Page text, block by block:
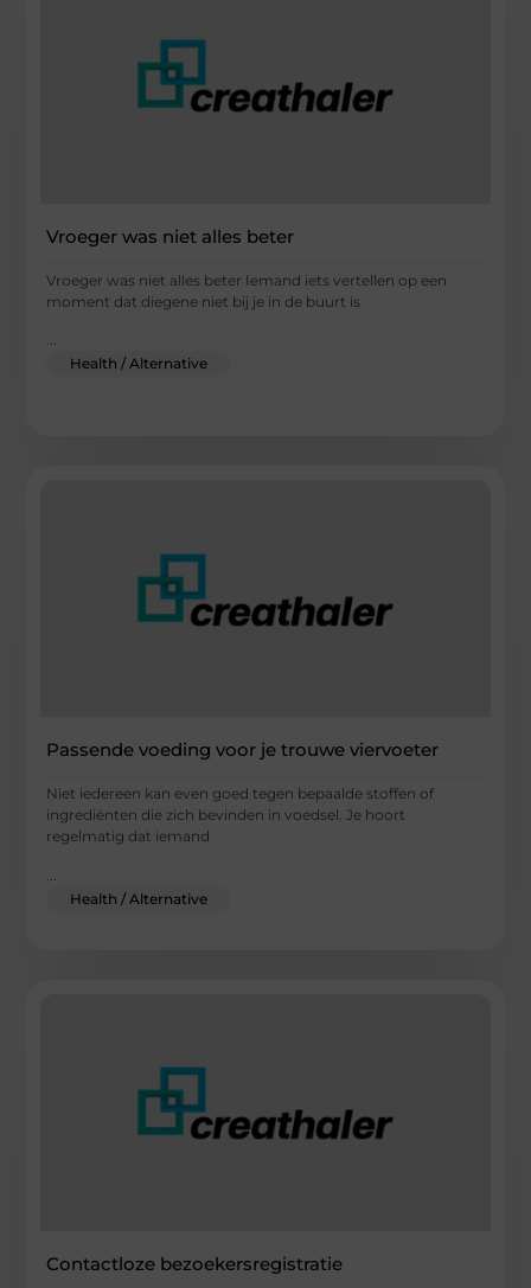
Vroeger was niet alles beter
Vroeger was niet alles beter Iemand iets vertellen op een
moment dat diegene niet bij je in de buurt is
...
Health / Alternative
Passende voeding voor je trouwe viervoeter
Niet iedereen kan even goed tegen bepaalde stoffen of
ingrediënten die zich bevinden in voedsel. Je hoort
regelmatig dat iemand
Health / Alternative
Contactloze bezoekersregistratie